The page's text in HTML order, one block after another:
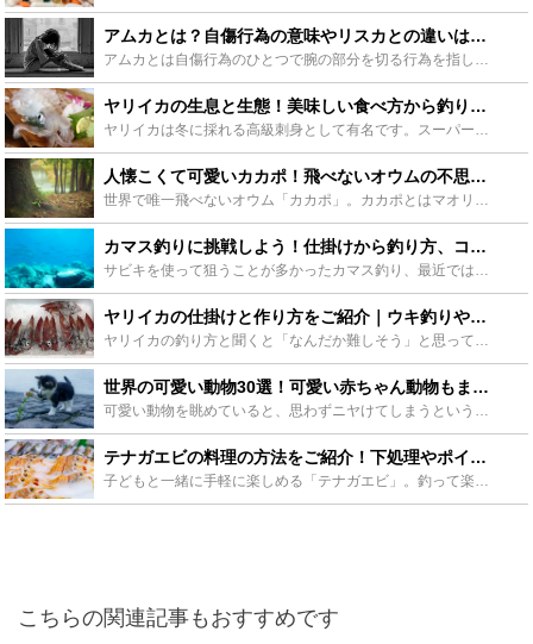
アムカとは？自傷行為の意味やリスカとの違いは？やめ方や隠し方も紹介！ - Leisurego(レジャーゴー)
アムカとは自傷行為のひとつで腕の部分を切る行為を指します。今回はアムカについて、意味や症状、なぜアムカをするのか心理的な部分などを紹介しながら、リスカとの違いとアムカへの対処法ややめ方、残ってしまっ...
ヤリイカの生息と生態！美味しい食べ方から釣り方まで！ - Leisurego(レジャーゴー)
ヤリイカは冬に採れる高級刺身として有名です。スーパーなどに出回ることは殆どなく料理や寿司屋で味わいます。ケンサキイカやアオリイカの旨味や甘みとは違った上品な味わいと程よい食感を楽しめます。今回はそん...
人懐こくて可愛いカカポ！飛べないオウムの不思議な生態を見よう！ - Leisurego(レジャーゴー)
世界で唯一飛べないオウム「カカポ」。カカポとはマオリ語で「夜のオウム」という意味で、その性格はとても人懐こく可愛らしいものです。カカポは現在絶滅の危機に迫られています。そんな人懐こくて可愛いカカポの...
カマス釣りに挑戦しよう！仕掛けから釣り方、コツをご紹介！ - Leisurego(レジャーゴー)
サビキを使って狙うことが多かったカマス釣り、最近ではルアーで釣る方法も人気が出てきています。そんなカマス釣りに挑戦するべく、仕掛けや釣り方、最後は美味しい食べ方まで今回は紹介したいと思います。 海釣...
ヤリイカの仕掛けと作り方をご紹介｜ウキ釣りや直結も！ - Leisurego(レジャーゴー)
ヤリイカの釣り方と聞くと「なんだか難しそう」と思ってしまいませんか？しかし、仕掛けの作り方さえ覚えてしまえば、決して難しいターゲットではありません。今回はヤリイカを釣るための仕掛けについて、わかりや...
世界の可愛い動物30選！可愛い赤ちゃん動物もまとめてご紹介！ - Leisurego(レジャーゴー)
可愛い動物を眺めていると、思わずニヤけてしまうという人はいませんか？現代のストレス社会らしく、今、可愛い動物の動画や画像をストレスの発散や癒しのアイテムとして利用している人が多いんですよ。愛くるしい...
テナガエビの料理の方法をご紹介！下処理やポイントも解説！ - Leisurego(レジャーゴー)
子どもと一緒に手軽に楽しめる「テナガエビ」。釣って楽しむだけでなく、簡単な下処理で美味しくいただける食材でもあります。そんな「テナガエビ」を美味しく食べていただける料理方法から下処理やポイントをご紹...
こちらの関連記事もおすすめです